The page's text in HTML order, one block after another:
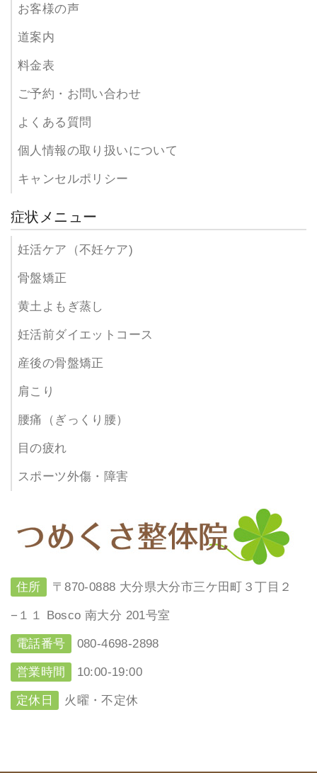
お客様の声
道案内
料金表
ご予約・お問い合わせ
よくある質問
個人情報の取り扱いについて
キャンセルポリシー
症状メニュー
妊活ケア（不妊ケア)
骨盤矯正
黄土よもぎ蒸し
妊活前ダイエットコース
産後の骨盤矯正
肩こり
腰痛（ぎっくり腰）
目の疲れ
スポーツ外傷・障害
住所 〒870-0888 大分県大分市三ケ田町３丁目２
−１１ Bosco 南大分 201号室
電話番号 080-4698-2898
営業時間 10:00-19:00
定休日 火曜・不定休